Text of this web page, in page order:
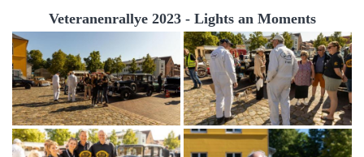
Veteranenrallye 2023 - Lights an Moments